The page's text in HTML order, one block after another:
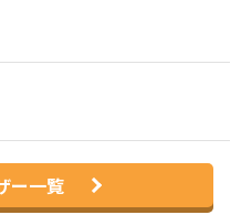
ー一覧